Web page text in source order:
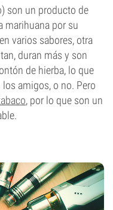
son un producto de
marihuana por su
varios sabores, otra
duran más y son
de hierba, lo que
amigos, o no. Pero
, por lo que son un